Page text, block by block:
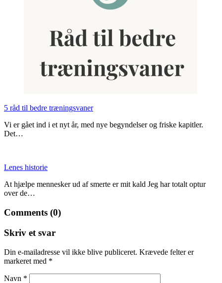
5 råd til bedre træningsvaner
Vi er gået ind i et nyt år, med nye begyndelser og friske kapitler.
Det…
Lenes historie
At hjælpe mennesker ud af smerte er mit kald Jeg har totalt optur
over de…
Comments (0)
Skriv et svar
Din e-mailadresse vil ikke blive publiceret. Krævede felter er
markeret med *
Navn *